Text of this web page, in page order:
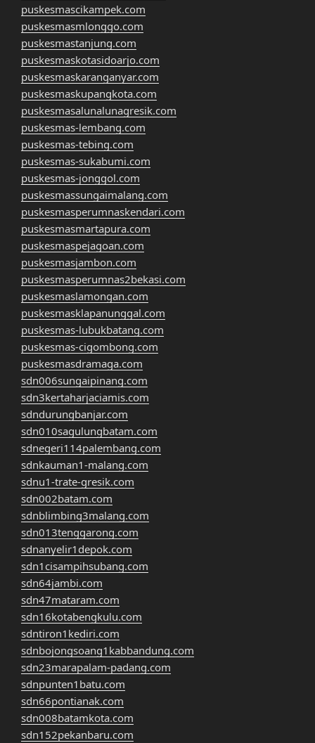
puskesmascikampek.com
puskesmasmlonggo.com
puskesmastanjung.com
puskesmaskotasidoarjo.com
puskesmaskaranganyar.com
puskesmaskupangkota.com
puskesmasalunalunagresik.com
puskesmas-lembang.com
puskesmas-tebing.com
puskesmas-sukabumi.com
puskesmas-jonggol.com
puskesmassungaimalang.com
puskesmasperumnaskendari.com
puskesmasmartapura.com
puskesmaspejagoan.com
puskesmasjambon.com
puskesmasperumnas2bekasi.com
puskesmaslamongan.com
puskesmasklapanunggal.com
puskesmas-lubukbatang.com
puskesmas-cigombong.com
puskesmasdramaga.com
sdn006sungaipinang.com
sdn3kertaharjaciamis.com
sdndurungbanjar.com
sdn010sagulungbatam.com
sdnegeri114palembang.com
sdnkauman1-malang.com
sdnu1-trate-gresik.com
sdn002batam.com
sdnblimbing3malang.com
sdn013tenggarong.com
sdnanyelir1depok.com
sdn1cisampihsubang.com
sdn64jambi.com
sdn47mataram.com
sdn16kotabengkulu.com
sdntiron1kediri.com
sdnbojongsoang1kabbandung.com
sdn23marapalam-padang.com
sdnpunten1batu.com
sdn66pontianak.com
sdn008batamkota.com
sdn152pekanbaru.com